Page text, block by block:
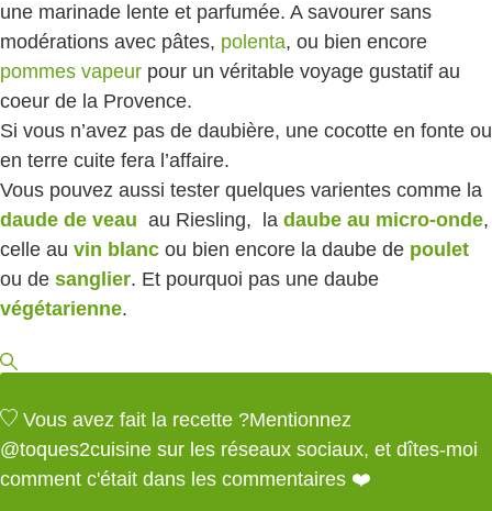
une marinade lente et parfumée. A savourer sans
modérations avec pâtes, polenta, ou bien encore
pommes vapeur pour un véritable voyage gustatif au
coeur de la Provence.
Si vous n’avez pas de daubière, une cocotte en fonte ou
en terre cuite fera l’affaire.
Vous pouvez aussi tester quelques varientes comme la
daude de veau au Riesling, la daube au micro-onde,
celle au vin blanc ou bien encore la daube de poulet
ou de sanglier. Et pourquoi pas une daube
végétarienne.
Vous avez fait la recette ?Mentionnez
@toques2cuisine sur les réseaux sociaux, et dîtes-moi
comment c'était dans les commentaires ❤️